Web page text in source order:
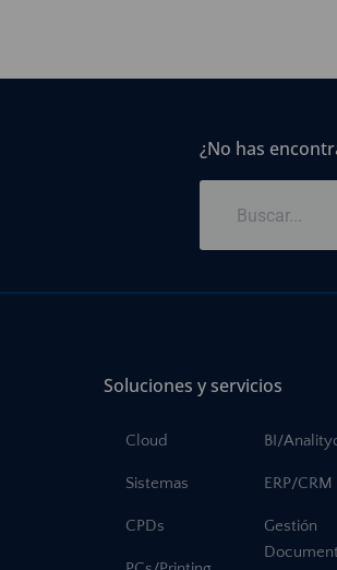
¿No has
Soluciones y servicios
Cloud
Sistemas
CPDs
BI/
ERP/CRM
Gestión